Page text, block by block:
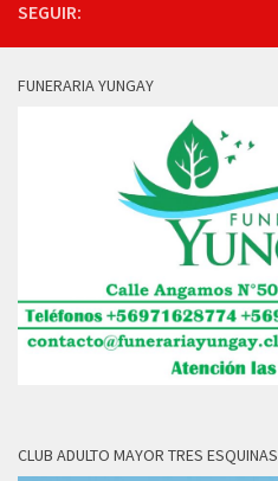
SEGUIR:
FUNERARIA YUNGAY
CLUB ADULTO MAYOR TRES ESQUINAS